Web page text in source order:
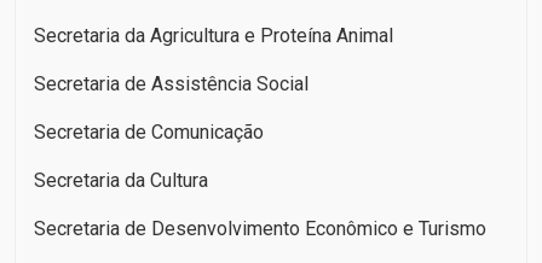
Secretaria da Agricultura e Proteína Animal
Secretaria de Assistência Social
Secretaria de Comunicação
Secretaria da Cultura
Secretaria de Desenvolvimento Econômico e Turismo